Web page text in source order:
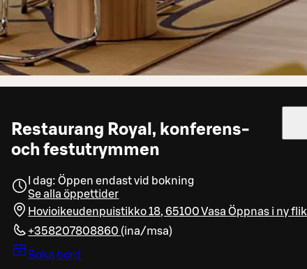
Restaurang Royal, konferens-
och festutrymmen
I dag: Öppen endast vid bokning
Se alla öppettider
Hovioikeudenpuistikko 18, 65100 Vasa Öppnas i ny flik
+358207808860 (ina/msa)
Boka bord